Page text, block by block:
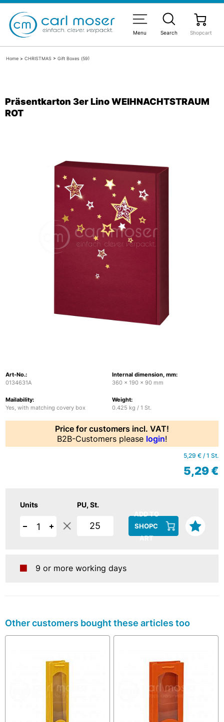
Home > CHRISTMAS > Gift Boxes (59)
Präsentkarton 3er Lino WEIHNACHTSTRAUM
ROT
Art-No.
0134631A
Internal dimension, mm
360 x 190 x 90 mm
Mailability
Yes, with matching covery box
Weight
0.425 kg / 1 St.
Price for customers incl. VAT!
B2B-Customers please login!
5,29 € / 1 St.
5,29 €
Units PU St.
25
SHOPC
ART
9 or more working days
Other customers bought these articles too
Shopcart
Search
Menu